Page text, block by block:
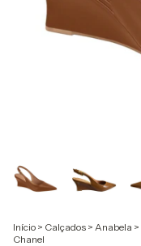
Início > Calçados > Anabela >
Chanel